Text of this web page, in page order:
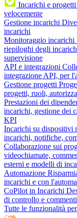
Incarichi e progetti
velocemente
Gestione incarichi
incarichi
Monitoraggio incarichi
riepiloghi degli
supervisione
API e integrazioni
integrazione API, per
Gestione progetti
progetti, ruoli,
Prestazioni dei
incarichi, gestione dei
KPI
Incarichi su dispositivi
incarichi, notifiche,
Collaborazione sui
videochiamate,
esterni e modelli di
Automazione
incarichi e con
CoPilot in Incarichi
di controllo e
Tutte le funzionalità